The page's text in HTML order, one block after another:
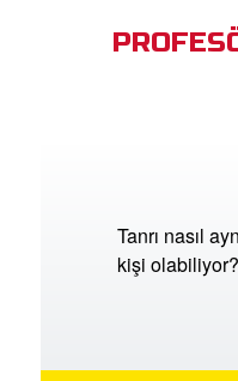
Tanrı nasıl
kişi olabiliyor?